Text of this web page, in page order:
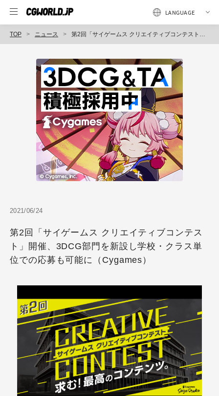
TOP ニュース 第2回「サイゲームス クリエイティブコンテスト」開催、3DCG部門を新設し学校・クラス単位での応募も可能に（Cygames）
2021/06/24
第2回「サイゲームス クリエイティブコンテス
ト」開催、3DCG部門を新設し学校・クラス単
位での応募も可能に（Cygames）